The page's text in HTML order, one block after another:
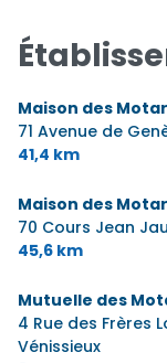
Maison des
71 Avenue de
41,4 km
Maison des
70 Cours Jean
45,6 km
Mutuelle des
4 Rue des Frères
Vénissieux